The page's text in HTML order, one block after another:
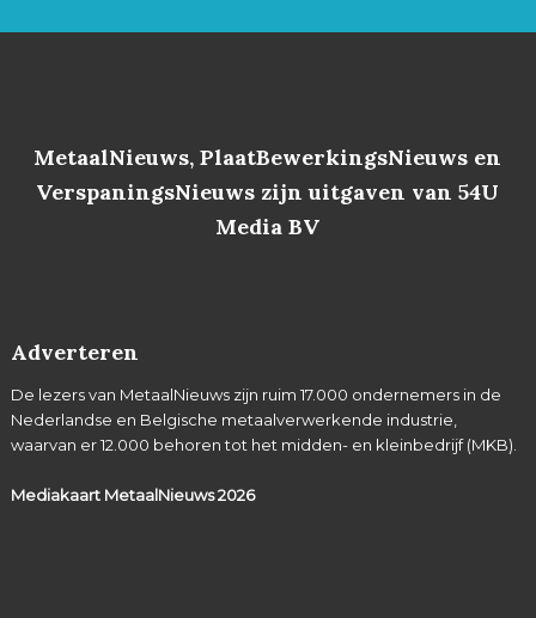
MetaalNieuws, PlaatBewerkingsNieuws en
VerspaningsNieuws zijn uitgaven van 54U
Media BV
Adverteren
De lezers van MetaalNieuws zijn ruim 17.000 ondernemers in de
Nederlandse en Belgische metaalverwerkende industrie,
waarvan er 12.000 behoren tot het midden- en kleinbedrijf (MKB).
Mediakaart MetaalNieuws2026